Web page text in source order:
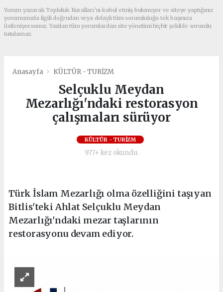
Yorum yazarak Topluluk Kuralları’nı kabul etmiş bulunuyor ve siteye yaptığınız
yorumunuzla ilgili doğrudan veya dolaylı tüm sorumluluğu tek başınıza
üstleniyorsunuz. Yazılan tüm yorumlardan site yönetimi hiçbir şekilde sorumlu
tutulamaz.
Anasayfa KÜLTÜR - TURİZM
Selçuklu Meydan
Mezarlığı'ndaki restorasyon
çalışmaları sürüyor
KÜLTÜR - TURİZM
977+ kez okundu.
Türk İslam Mezarlığı olma özelliğini taşıyan
Bitlis'teki Ahlat Selçuklu Meydan
Mezarlığı'ndaki mezar taşlarının
restorasyonu devam ediyor.